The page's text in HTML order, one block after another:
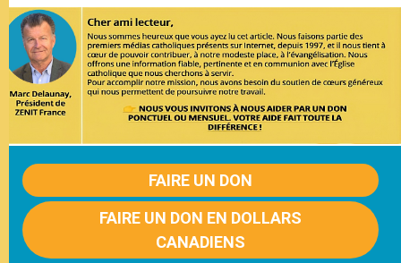
FAIRE UN DON
FAIRE UN DON EN DOLLARS
CANADIENS